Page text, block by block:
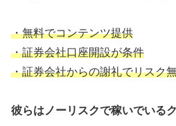
・無料でコンテンツ提供
・証券会社口座開設が条件
・証券会社からの謝礼でリスク
彼らはノーリスクで稼いでいるク